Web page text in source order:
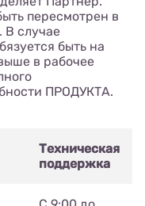
пересмотрен в
В случае
быть на
в рабочее
ПРОДУКТА.
Техническая
поддержка